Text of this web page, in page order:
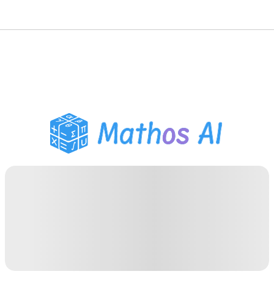
PDF Huiswerk Helper
Studietools